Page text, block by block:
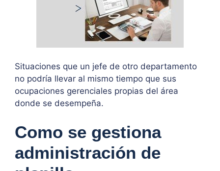
Situaciones que un jefe de otro departamento
no podría llevar al mismo tiempo que sus
ocupaciones gerenciales propias del área
donde se desempeña.
Como se gestiona
administración de